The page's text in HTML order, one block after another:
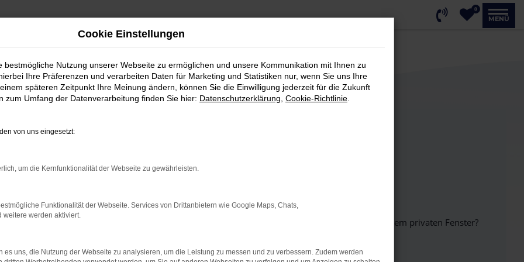
0
MENÜ
bestimmter Seiten verhindern. Funktioniert die Seite in einem anderen Browser oder in einem privaten Fenster?
beheben.
Cookie Einstellungen
bestmögliche Nutzung unserer Webseite zu ermöglichen und unsere Kommunikation mit Ihnen zu
Ihre Präferenzen und verarbeiten Daten für Marketing und Statistiken nur, wenn Sie uns Ihre
späteren Zeitpunkt Ihre Meinung ändern, können Sie die Einwilligung jederzeit für die Zukunft
zum Umfang der Datenverarbeitung finden Sie hier: Datenschutzerklärung Cookie-Richtlinie
von uns eingesetzt:
um die Kernfunktionalität der Webseite zu gewährleisten.
Funktionalität der Webseite. Services von Drittanbietern wie Google Maps, Chats,
weitere werden aktiviert.
es uns, die Nutzung der Webseite zu analysieren, um die Leistung zu messen und zu verbessern. Zudem werden